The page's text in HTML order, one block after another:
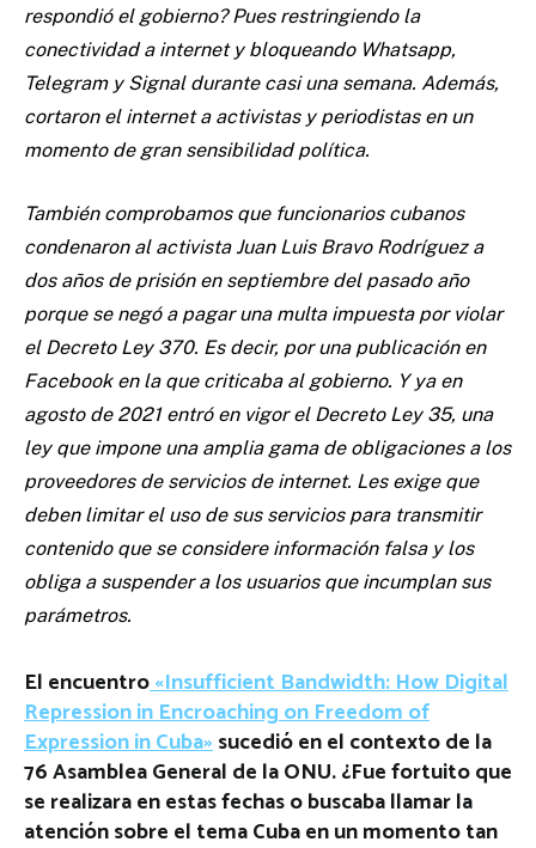
respondió el gobierno? Pues restringiendo la
conectividad a internet y bloqueando Whatsapp,
Telegram y Signal durante casi una semana. Además,
cortaron el internet a activistas y periodistas en un
momento de gran sensibilidad política.
También comprobamos que funcionarios cubanos
condenaron al activista Juan Luis Bravo Rodríguez a
dos años de prisión en septiembre del pasado año
porque se negó a pagar una multa impuesta por violar
el Decreto Ley 370. Es decir, por una publicación en
Facebook en la que criticaba al gobierno. Y ya en
agosto de 2021 entró en vigor el Decreto Ley 35, una
ley que impone una amplia gama de obligaciones a los
proveedores de servicios de internet. Les exige que
deben limitar el uso de sus servicios para transmitir
contenido que se considere información falsa y los
obliga a suspender a los usuarios que incumplan sus
parámetros.
El encuentro«Insufficient Bandwidth: How Digital
Repression in Encroaching on Freedom of
Expression in Cuba»sucedió en el contexto de la
76 Asamblea General de la ONU. ¿Fue fortuito que
se realizara en estas fechas o buscaba llamar la
atención sobre el tema Cuba en un momento tan